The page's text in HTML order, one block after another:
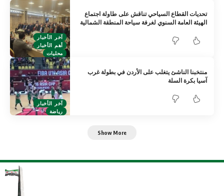
آخر الأخبار
أهم الأخبار
محليات
تحديات القطاع السياحي تناقش على طاولة اجتماع
الهيئة العامة السنوي لغرفة سياحة المنطقة الشمالية
آخر الأخبار
رياضة
منتخبنا الناشئ يتغلب على الأردن في بطولة غرب
آسيا بكرة السلة
Show More